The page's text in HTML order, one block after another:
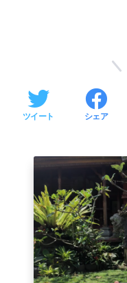
ツイート シェア